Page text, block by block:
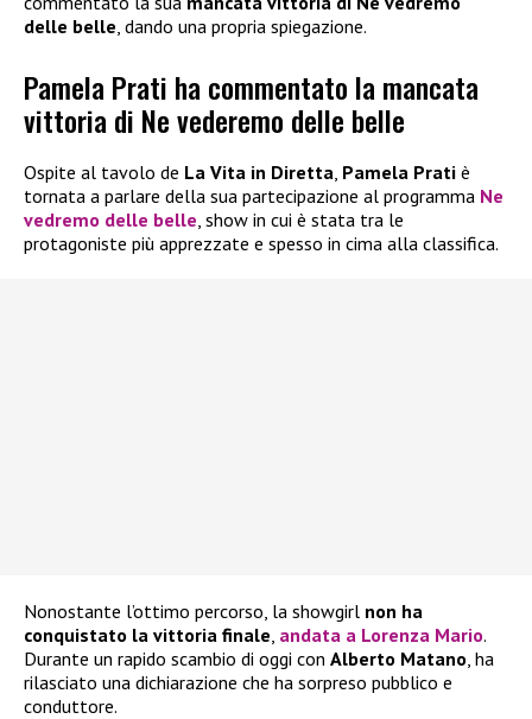
delle belle, dando una propria spiegazione.
Pamela Prati ha commentato la mancata
vittoria di Ne vederemo delle belle
Ospite al tavolo de La Vita in Diretta Pamela Prati è
tornata a parlare della sua partecipazione al programma Ne
vedremo delle belle , show in cui è stata tra le
protagoniste più apprezzate e spesso in cima alla classifica.
Nonostante l’ottimo percorso, la showgirl non ha
conquistato la vittoria finale andata a Lorenza Mario.
Durante un rapido scambio di oggi con Alberto Matano , ha
rilasciato una dichiarazione che ha sorpreso pubblico e
conduttore.